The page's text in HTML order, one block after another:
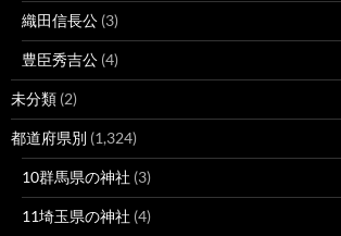
織田信長公 (3)
豊臣秀吉公 (4)
未分類 (2)
都道府県別 (1,324)
10群馬県の神社 (3)
11埼玉県の神社 (4)